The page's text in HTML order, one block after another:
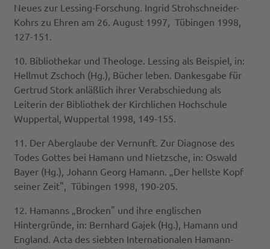
Neues zur Lessing-Forschung. Ingrid Strohschneider-
Kohrs zu Ehren am 26. August 1997, Tübingen 1998,
127-151.
10. Bibliothekar und Theologe. Lessing als Beispiel, in:
Hellmut Zschoch (Hg.), Bücher leben. Dankesgabe für
Gertrud Stork anläßlich ihrer Verabschiedung als
Leiterin der Bibliothek der Kirchlichen Hochschule
Wuppertal, Wuppertal 1998, 149-155.
11. Der Aberglaube der Vernunft. Zur Diagnose des
Todes Gottes bei Hamann und Nietzsche, in: Oswald
Bayer (Hg.), Johann Georg Hamann. „Der hellste Kopf
seiner Zeit", Tübingen 1998, 190-205.
12. Hamanns „Brocken" und ihre englischen
Hintergründe, in: Bernhard Gajek (Hg.), Hamann und
England. Acta des siebten Internationalen Hamann-